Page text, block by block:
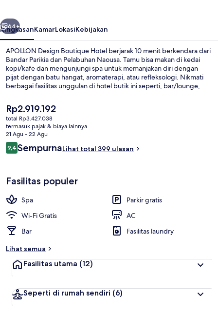
Berikutnya
64+
RingkasanKamarLokasiKebijakan
APOLLON Design Boutique Hotel berjarak 10 menit berkendara dari
Bandar Parikia dan Pelabuhan Naousa. Tamu bisa makan di kedai
kopi/kafe dan mengunjungi spa untuk memanjakan diri dengan
pijat dengan batu hangat, aromaterapi, atau refleksologi. Nikmati
berbagai fasilitas unggulan di hotel butik ini seperti, bar/lounge,
Harga
saat
ini
Rp2.919.192
Rp2.919.192
total Rp3.427.038
termasuk pajak & biaya lainnya
21 Agu - 22 Agu
Ulasan
9,49,4 dari 10
SempurnaLihat total 399 ulasan
Fasilitas populer
Spa
Parkir gratis
Wi-Fi Gratis
AC
Bar
Fasilitas laundry
Lihat semua
Fasilitas utama (12)
Seperti di rumah sendiri (6)